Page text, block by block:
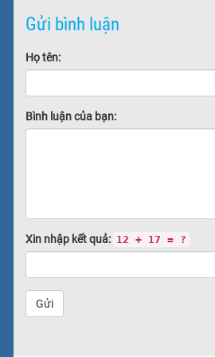
Gửi bình luận
Họ tên:
Bình luận của bạn:
Xin nhập kết quả: 12 + 17 = ?
Gửi